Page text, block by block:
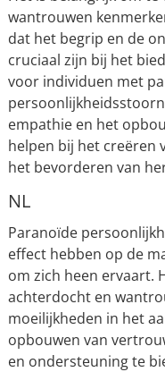
wantrouwen
dat het begrip en de
cruciaal zijn bij het
voor individuen met
empathie en het
helpen bij het creëren
het bevorderen van
NL
Paranoïde
effect hebben op de
om zich heen ervaart.
achterdocht en
moeilijkheden in het
opbouwen van
en ondersteuning te